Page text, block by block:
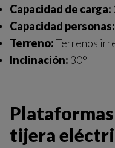
Capacidad de carga:
Capacidad personas:
Terreno:Terrenos
Inclinación: 30°
tijera